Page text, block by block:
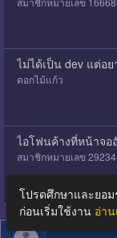
ไม่ได้เป็น dev แต่อ
ดอกไม้แก้ว
ไอโฟนค้างที่หน้าจอ
สมาชิกหมายเลข
โปรดศึกษาและยอ
ก่อนเริ่มใช้งาน อ่า